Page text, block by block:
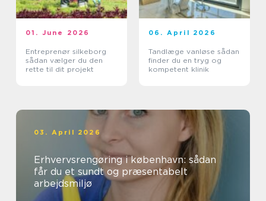
01. June 2026
Entreprenør silkeborg
sådan vælger du den
rette til dit projekt
06. April 2026
Tandlæge vanløse sådan
finder du en tryg og
kompetent klinik
03. April 2026
Erhvervsrengøring i københavn: sådan
får du et sundt og præsentabelt
arbejdsmiljø